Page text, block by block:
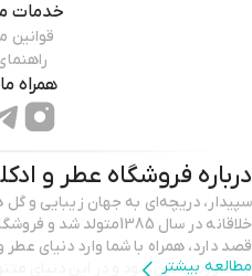
خدمات
قوانین
همراه
درباره فروشگاه عطر و
قصد دارد، همراه با شما وارد دنیای
مطالعه بیشتر